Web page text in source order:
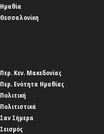
Ημαθία
Θεσσαλονίκη
Περ. Κεν. Μακεδονίας
Περ. Ενότητα Ημαθίας
Πολιτική
Πολιτιστικά
Σαν Σήμερα
Σεισμός